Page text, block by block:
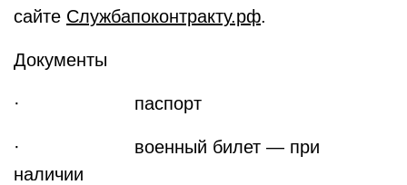
сайте Службапоконтракту.рф.
Документы
· паспорт
· военный билет — при
наличии